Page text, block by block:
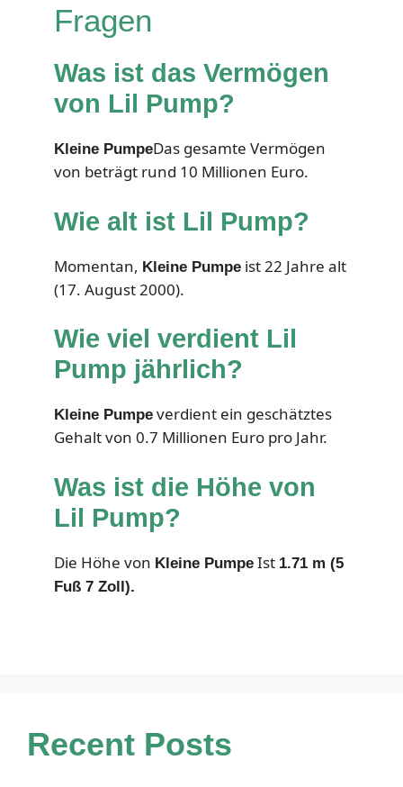
Fragen
Was ist das Vermögen
von Lil Pump?
Kleine PumpeDas gesamte Vermögen
von beträgt rund 10 Millionen Euro.
Wie alt ist Lil Pump?
Momentan, Kleine Pumpe ist 22 Jahre alt
(17. August 2000).
Wie viel verdient Lil
Pump jährlich?
Kleine Pumpe verdient ein geschätztes
Gehalt von 0.7 Millionen Euro pro Jahr.
Was ist die Höhe von
Lil Pump?
Die Höhe von Kleine Pumpe Ist 1.71 m (5
Fuß 7 Zoll).
Recent Posts